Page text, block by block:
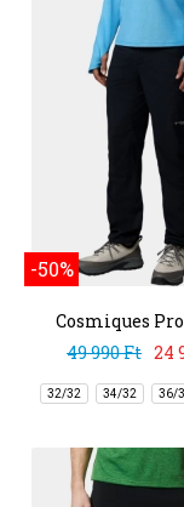
-50%
Cosmiques
Pant
49 990 Ft 24
32/32 34/32 36/